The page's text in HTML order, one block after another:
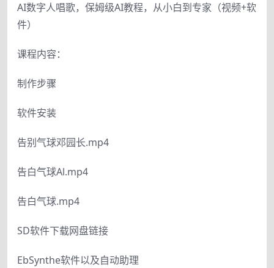
AI数字人唱歌，保姆级AI教程，从小白到专家（视频+软
件）
课程内容：
制作步骤
软件安装
告别气球邓园长.mp4
告白气球Al.mp4
告白气球.mp4
SD软件下载网盘链接
EbSynthe软件以及自动助理